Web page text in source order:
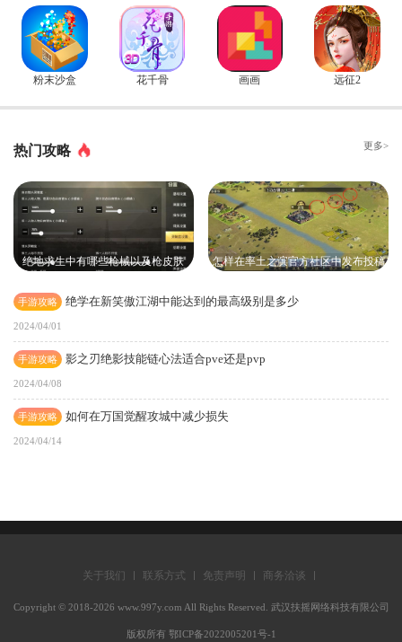
粉末沙盒 花千骨 画画 远征2
热门攻略 更多>
绝地求生中有哪些枪械以及枪皮肤 怎样在率土之滨官方社区中发布投稿
手游攻略 绝学在新笑傲江湖中能达到的最高级别是多少
2024/04/01
手游攻略 影之刃绝影技能链心法适合pve还是pvp
2024/04/08
手游攻略 如何在万国觉醒攻城中减少损失
2024/04/14
关于我们 联系方式 免责声明 商务洽谈
Copyright © 2018-2026 www.997y.com All Rights Reserved. 武汉扶摇网络科技有限公司
版权所有 鄂ICP备2022005201号-1